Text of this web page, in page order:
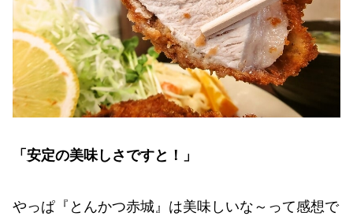
「安定の美味しさですと！」
やっぱ『とんかつ赤城』は美味しいな～って感想で